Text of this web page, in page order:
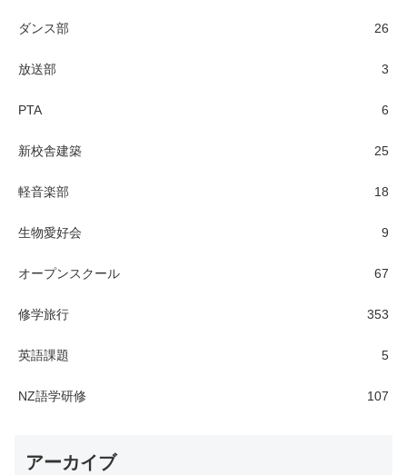
ダンス部 26
放送部 3
PTA 6
新校舎建築 25
軽音楽部 18
生物愛好会 9
オープンスクール 67
修学旅行 353
英語課題 5
NZ語学研修 107
アーカイブ